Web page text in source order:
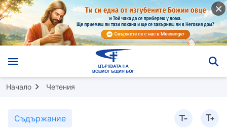
Начало Четения
Съдържание